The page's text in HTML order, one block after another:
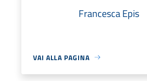
Francesca Epis
VAI ALLA PAGINA